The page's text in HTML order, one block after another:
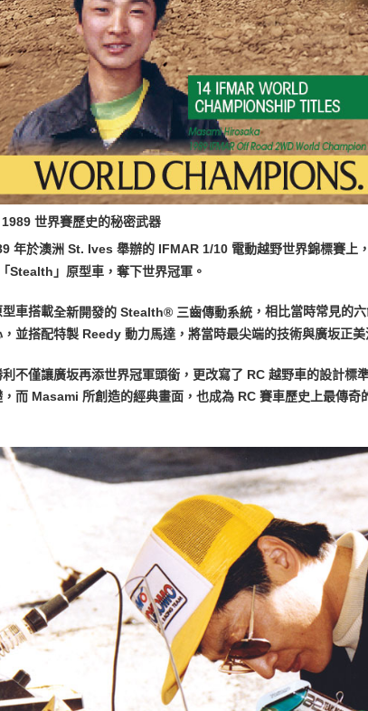
世界賽歷史的秘密武器
年於澳洲 St. Ives 舉辦的 IFMAR 1/10 電動越野世界錦標賽上
Stealth」原型車，奪下世界冠軍。
車搭載全新開發的 Stealth® 三齒傳動系統 ，相比當時常見的
並搭配特製 Reedy 動力馬達，將當時最尖端的技術與廣坂正
利不僅讓廣坂再添世界冠軍頭銜，更改寫了 RC 越野車的設計
而 Masami 所創造的經典畫面，也成為 RC 賽車歷史上最傳奇